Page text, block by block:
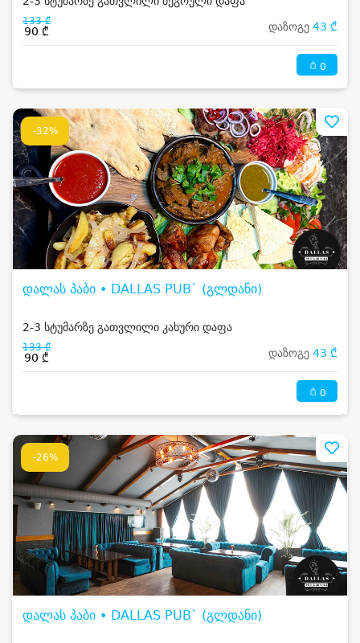
133 ₾
90 ₾ დაზოგე 43 ₾
0
-32%
დალას პაბი • DALLAS PUB` (გლდანი)
2-3 სტუმარზე გათვლილი კახური დაფა
133 ₾
90 ₾ დაზოგე 43 ₾
0
-26%
დალას პაბი • DALLAS PUB` (გლდანი)